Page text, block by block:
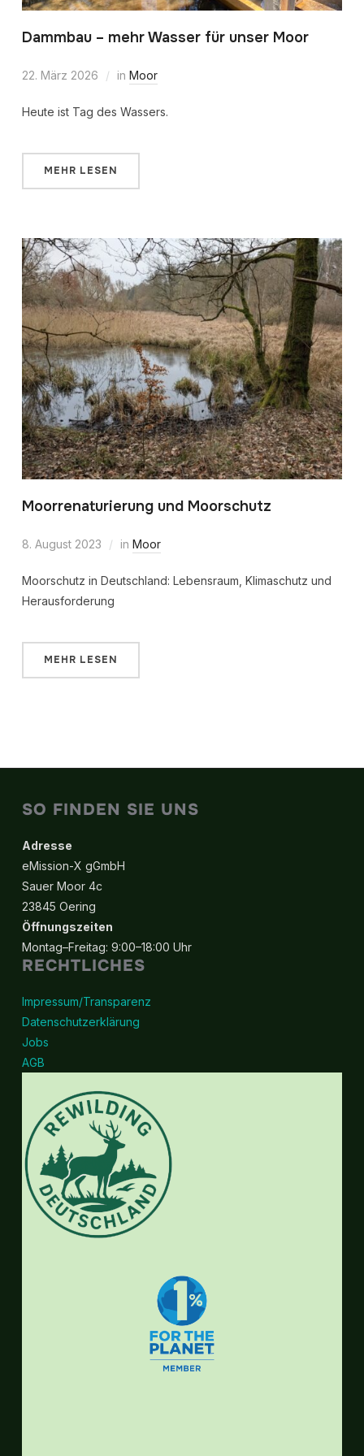
Dammbau – mehr Wasser für unser Moor
22. März 2026 in Moor
Heute ist Tag des Wassers.
MEHR LESEN
Moorrenaturierung und Moorschutz
8. August 2023 in Moor
Moorschutz in Deutschland: Lebensraum, Klimaschutz und
Herausforderung
MEHR LESEN
SO FINDEN SIE UNS
Adresse
eMission-X gGmbH
Sauer Moor 4c
23845 Oering
Öffnungszeiten
Montag–Freitag: 9:00–18:00 Uhr
RECHTLICHES
Impressum/Transparenz
Datenschutzerklärung
Jobs
AGB